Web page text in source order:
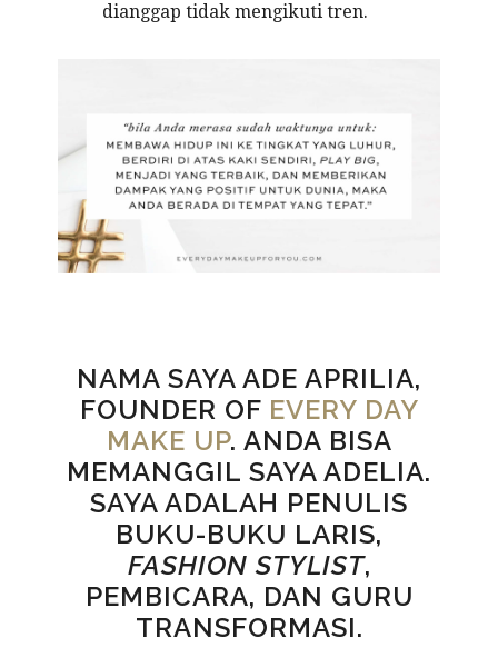
dianggap tidak mengikuti tren.
NAMA SAYA ADE APRILIA,
FOUNDER OF EVERY DAY
MAKE UP. ANDA BISA
MEMANGGIL SAYA ADELIA.
SAYA ADALAH PENULIS
BUKU-BUKU LARIS,
FASHION STYLIST,
PEMBICARA, DAN GURU
TRANSFORMASI.